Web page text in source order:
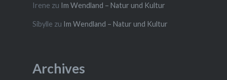
Irene zu Im Wendland – Natur und Kultur
Sibylle zu Im Wendland – Natur und Kultur
Archives